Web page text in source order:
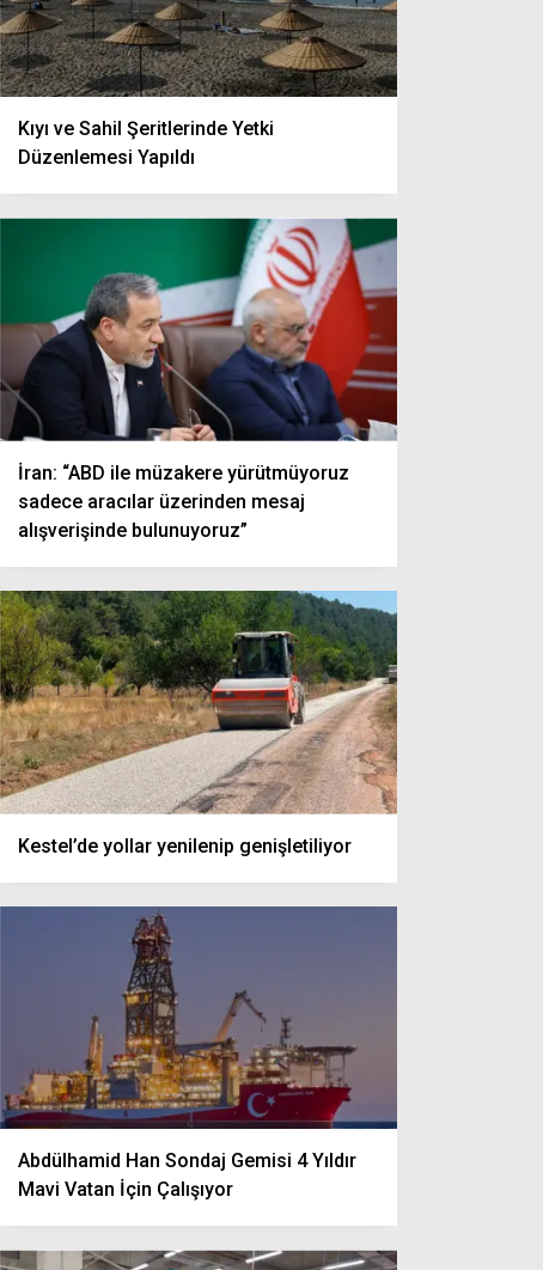
Kıyı ve Sahil Şeritlerinde Yetki
Düzenlemesi Yapıldı
İran: “ABD ile müzakere yürütmüyoruz
sadece aracılar üzerinden mesaj
alışverişinde bulunuyoruz”
Kestel’de yollar yenilenip genişletiliyor
Abdülhamid Han Sondaj Gemisi 4 Yıldır
Mavi Vatan İçin Çalışıyor